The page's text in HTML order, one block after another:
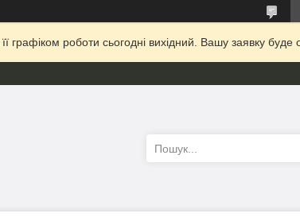
графіком роботи сьогодні вихідний. Вашу заявку